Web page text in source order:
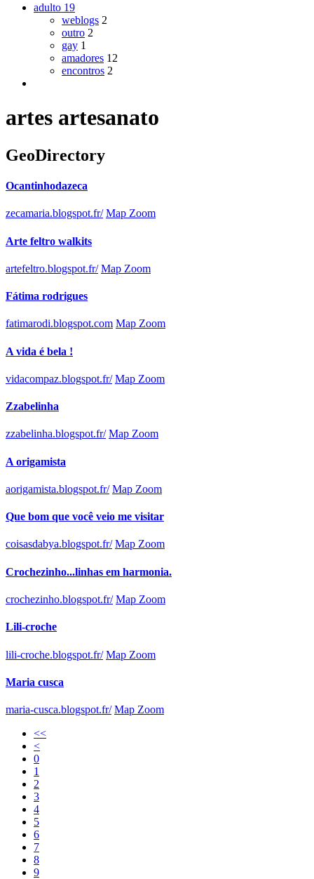
adulto 19
weblogs 2
outro 2
gay 1
amadores 12
encontros 2
artes artesanato
GeoDirectory
Ocantinhodazeca
zecamaria.blogspot.fr/ Map Zoom
Arte feltro walkits
artefeltro.blogspot.fr/ Map Zoom
Fátima rodrigues
fatimarodi.blogspot.com Map Zoom
A vida é bela !
vidacompaz.blogspot.fr/ Map Zoom
Zzabelinha
zzabelinha.blogspot.fr/ Map Zoom
A origamista
aorigamista.blogspot.fr/ Map Zoom
Que bom que você veio me visitar
coisasdabya.blogspot.fr/ Map Zoom
Crochezinho...linhas em harmonia.
crochezinho.blogspot.fr/ Map Zoom
Lili-croche
lili-croche.blogspot.fr/ Map Zoom
Maria cusca
maria-cusca.blogspot.fr/ Map Zoom
<<
<
0
1
2
3
4
5
6
7
8
9